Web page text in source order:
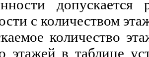
с количеством
количество
этажей в таблице